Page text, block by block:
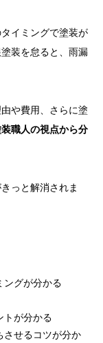
イミングで塗装が
装を怠ると、雨漏
や費用、さらに塗
職人の視点から分
っと解消されま
ングが分かる
トが分かる
させるコツが分か